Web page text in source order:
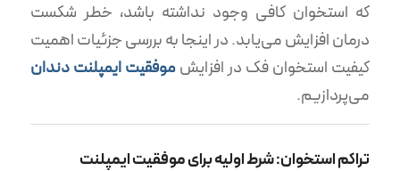
که استخوان کافی وجود نداشته باشد، خطر شکست
درمان افزایش می‌یابد. در اینجا به بررسی جزئیات اهمیت
کیفیت استخوان فک در افزایشموفقیت ایمپلنت دندان
می‌پردازیم.
تراکم استخوان: شرط اولیه برای موفقیت ایمپلنت